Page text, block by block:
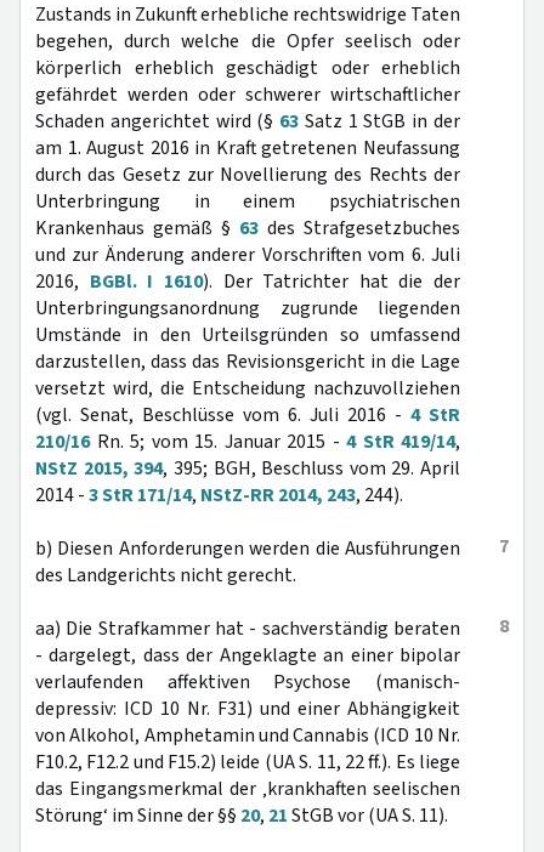
Zustands in Zukunft erhebliche rechtswidrige Taten
begehen, durch welche die Opfer seelisch oder
körperlich erheblich geschädigt oder erheblich
gefährdet werden oder schwerer wirtschaftlicher
Schaden angerichtet wird (§ 63 Satz 1 StGB in der
am 1. August 2016 in Kraft getretenen Neufassung
durch das Gesetz zur Novellierung des Rechts der
Unterbringung in einem psychiatrischen
Krankenhaus gemäß § 63 des Strafgesetzbuches
und zur Änderung anderer Vorschriften vom 6. Juli
2016, BGBl. I 1610). Der Tatrichter hat die der
Unterbringungsanordnung zugrunde liegenden
Umstände in den Urteilsgründen so umfassend
darzustellen, dass das Revisionsgericht in die Lage
versetzt wird, die Entscheidung nachzuvollziehen
(vgl. Senat, Beschlüsse vom 6. Juli 2016 - 4 StR
210/16Rn. 5; vom 15. Januar 2015 - 4 StR 419/14,
NStZ 2015, 394, 395; BGH, Beschluss vom 29. April
2014 -3 StR 171/14, NStZ-RR 2014, 243, 244).
7
b) Diesen Anforderungen werden die Ausführungen
des Landgerichts nicht gerecht.
8
aa) Die Strafkammer hat - sachverständig beraten
- dargelegt, dass der Angeklagte an einer bipolar
verlaufenden affektiven Psychose (manisch-
depressiv: ICD 10 Nr. F31) und einer Abhängigkeit
von Alkohol, Amphetamin und Cannabis (ICD 10 Nr.
F10.2, F12.2 und F15.2) leide (UA S. 11, 22 ff.). Es liege
das Eingangsmerkmal der ‚krankhaften seelischen
Störung‘ im Sinne der §§ 20, 21StGB vor (UA S. 11).